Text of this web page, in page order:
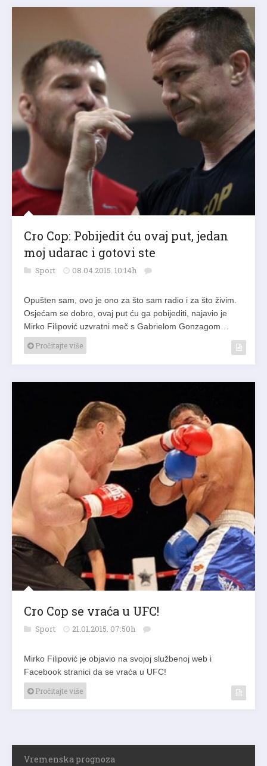
Cro Cop: Pobijedit ću ovaj put, jedan
moj udarac i gotovi ste
Sport 08.04.2015. 10:14h
Opušten sam, ovo je ono za što sam radio i za što živim.
Osjećam se dobro, ovaj put ću ga pobijediti, najavio je
Mirko Filipović uzvratni meč s Gabrielom Gonzagom…
Pročitajte više
Cro Cop se vraća u UFC!
Sport 21.01.2015. 07:50h
Mirko Filipović je objavio na svojoj službenoj web i
Facebook stranici da se vraća u UFC!
Pročitajte više
Vremenska prognoza